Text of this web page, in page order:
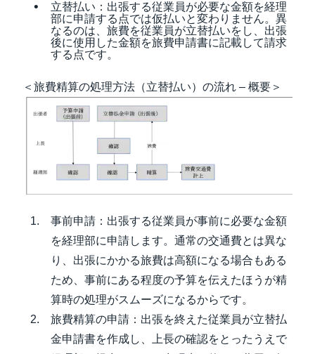
立替払い：出張する従業員が必要な金額を経理
部に申請する点では仮払いと変わりません。異
なるのは、旅費を従業員が立替払いをし、出張
後に使用した金額を旅費申請書に記載して請求
する点です。
＜旅費精算の処理方法（立替払い）の流れ – 概要＞
事前申請：出張する従業員が事前に必要な金額
を経理部に申請します。通常の交通費とは異な
り、出張にかかる旅費は高額になる場合もある
ため、事前にある程度の予算を伝えたほうが精
算時の処理がスムーズになるからです。
旅費精算の申請：出張を終えた従業員が立替払
金申請書を作成し、上長の確認をとったうえで